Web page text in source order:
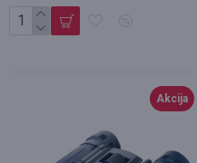
Akcija